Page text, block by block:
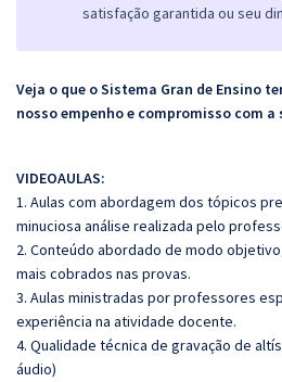
satisfação garantida ou seu
Veja o que o Sistema Gran de Ensino
nosso empenho e compromisso com a
VIDEOAULAS:
1. Aulas com abordagem dos tópicos
minuciosa análise realizada pelo
2. Conteúdo abordado de modo
mais cobrados nas provas.
3. Aulas ministradas por professores
experiência na atividade docente.
4. Qualidade técnica de gravação de
áudio)